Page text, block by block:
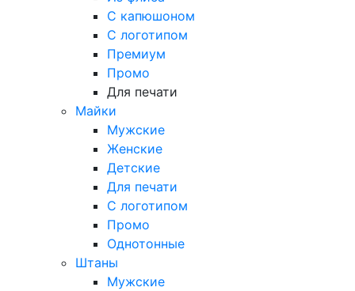
С капюшоном
С логотипом
Премиум
Промо
Для печати
Майки
Мужские
Женские
Детские
Для печати
С логотипом
Промо
Однотонные
Штаны
Мужские